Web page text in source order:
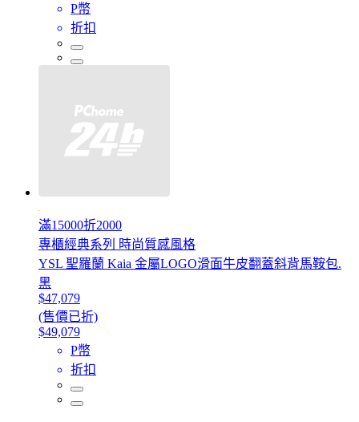
P幣
折扣
滿15000折2000
專櫃經典系列 時尚質感風格
YSL 聖羅蘭 Kaia 金屬LOGO滑面牛皮翻蓋斜背馬鞍包.
黑
$47,079
(售價已折)
$49,079
P幣
折扣